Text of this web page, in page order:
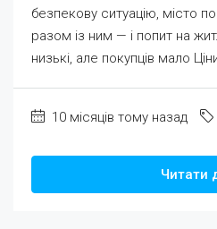
безпекову ситуацію, місто
разом із ним — і попит на
низькі, але покупців мало
10 місяців тому назад
Читати